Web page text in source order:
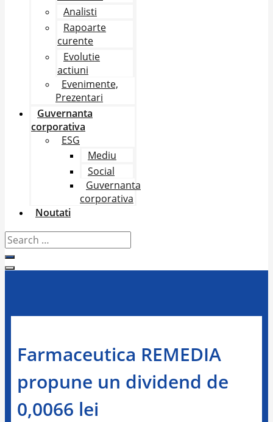
Analisti
Rapoarte
curente
Evolutie
actiuni
Evenimente,
Prezentari
Guvernanta
corporativa
ESG
Mediu
Social
Guvernanta
corporativa
Noutati
Search
…
Farmaceutica REMEDIA
propune un dividend de
0,0066 lei